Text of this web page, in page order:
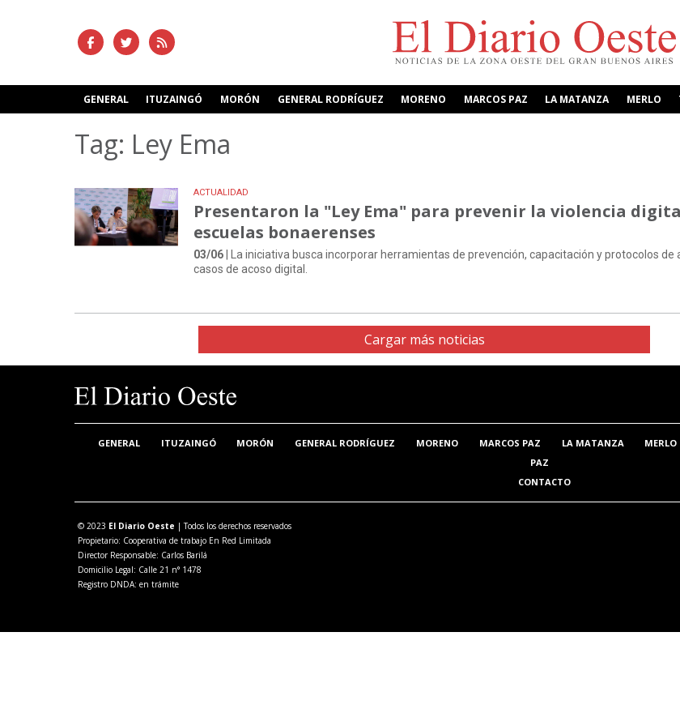
GENERAL ITUZAINGÓ MORÓN GENERAL RODRÍGUEZ MORENO MARCOS PAZ LA MATANZA MERLO
Tag: Ley Ema
ACTUALIDAD
Presentaron la "Ley Ema" para prevenir la violencia
escuelas bonaerenses
03/06 | La iniciativa busca incorporar herramientas de prevención, capacitación y protocolos
casos de acoso digital.
Cargar más noticias
GENERAL ITUZAINGÓ MORÓN GENERAL RODRÍGUEZ MORENO MARCOS PAZ LA MATANZA MERLO
PAZ
CONTACTO
© 2023 El Diario Oeste | Todos los derechos reservados
Propietario: Cooperativa de trabajo En Red Limitada
Director Responsable: Carlos Barilá
Domicilio Legal: Calle 21 n° 1478
Registro DNDA: en trámite